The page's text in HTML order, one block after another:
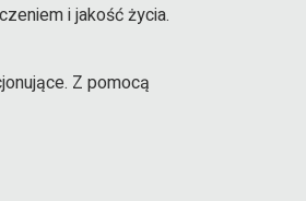
i jakość życia.
Z pomocą